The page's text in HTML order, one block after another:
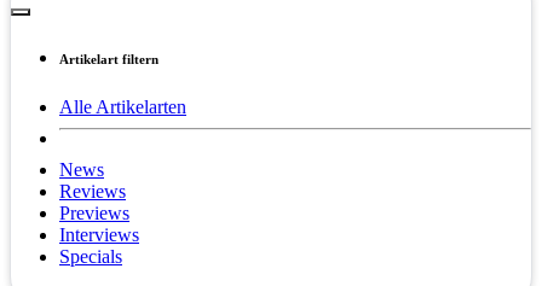
Artikelart filtern
Alle Artikelarten
News
Reviews
Previews
Interviews
Specials